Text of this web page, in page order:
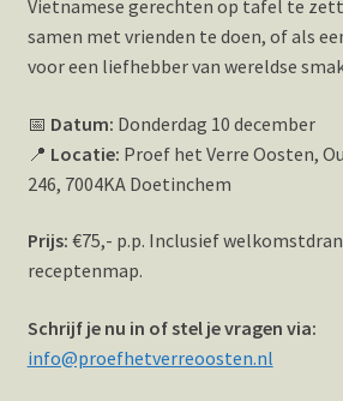
Vietnamese gerechten op tafel te
samen met vrienden te doen, of als
voor een liefhebber van wereldse
📅 Datum: Donderdag 10 december
📍 Locatie: Proef het Verre Oosten,
246, 7004KA Doetinchem
Prijs: €75,- p.p. Inclusief
receptenmap.
Schrijf je nu in of stel je vragen via:
info@proefhetverreoosten.nl